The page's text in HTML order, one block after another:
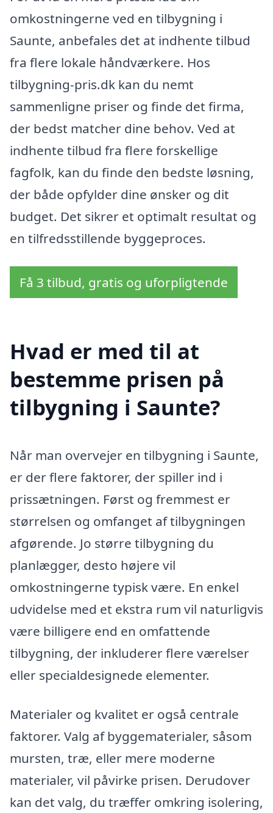
omkostningerne ved en tilbygning i
Saunte, anbefales det at indhente tilbud
fra flere lokale håndværkere. Hos
tilbygning-pris.dk kan du nemt
sammenligne priser og finde det firma,
der bedst matcher dine behov. Ved at
indhente tilbud fra flere forskellige
fagfolk, kan du finde den bedste løsning,
der både opfylder dine ønsker og dit
budget. Det sikrer et optimalt resultat og
en tilfredsstillende byggeproces.
Få 3 tilbud, gratis og uforpligtende
Hvad er med til at
bestemme prisen på
tilbygning i Saunte?
Når man overvejer en tilbygning i Saunte,
er der flere faktorer, der spiller ind i
prissætningen. Først og fremmest er
størrelsen og omfanget af tilbygningen
afgørende. Jo større tilbygning du
planlægger, desto højere vil
omkostningerne typisk være. En enkel
udvidelse med et ekstra rum vil naturligvis
være billigere end en omfattende
tilbygning, der inkluderer flere værelser
eller specialdesignede elementer.
Materialer og kvalitet er også centrale
faktorer. Valg af byggematerialer, såsom
mursten, træ, eller mere moderne
materialer, vil påvirke prisen. Derudover
kan det valg, du træffer omkring isolering,